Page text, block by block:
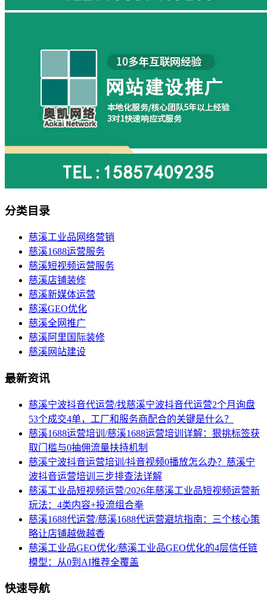
分类目录
慈溪工业品网络营销
慈溪1688运营服务
慈溪短视频运营服务
慈溪店铺装修
慈溪新媒体运营
慈溪GEO优化
慈溪全网推广
慈溪阿里国际装修
慈溪网站建设
最新资讯
慈溪宁波抖音代运营/找慈溪宁波抖音代运营2个月询盘
53个成交4单，工厂和服务商配合的关键是什么？
慈溪1688运营培训/慈溪1688运营培训详解：狠挑标签获
取门槛与0抽佣流量扶持机制
慈溪宁波抖音运营培训/抖音视频0播放怎么办？慈溪宁
波抖音运营培训三步排查法详解
慈溪工业品短视频运营/2026年慈溪工业品短视频运营新
玩法：4类内容+投流组合拳
慈溪1688代运营/慈溪1688代运营避坑指南：三个核心策
略让店铺越做越香
慈溪工业品GEO优化/慈溪工业品GEO优化的4层信任链
模型：从0到AI推荐全覆盖
快速导航